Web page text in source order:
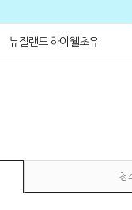
뉴질랜드 하이웰초유
청